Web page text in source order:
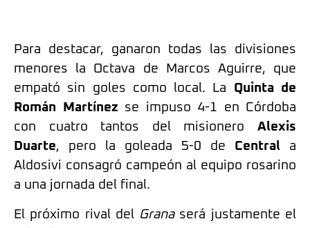
Para destacar, ganaron todas las divisiones
menores la Octava de Marcos Aguirre, que
empató sin goles como local. La Quinta de
Román Martínez se impuso 4-1 en Córdoba
con cuatro tantos del misionero Alexis
Duarte, pero la goleada 5-0 de Central a
Aldosivi consagró campeón al equipo rosarino
a una jornada del final.
El próximo rival del Granaserá justamente el